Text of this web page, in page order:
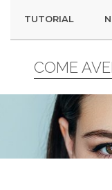
TUTORIAL
COME